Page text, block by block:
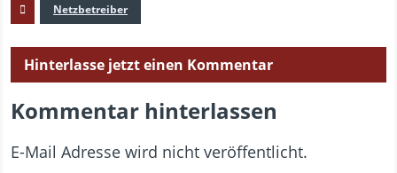
Netzbetreiber
Hinterlasse jetzt einen Kommentar
Kommentar hinterlassen
E-Mail Adresse wird nicht veröffentlicht.